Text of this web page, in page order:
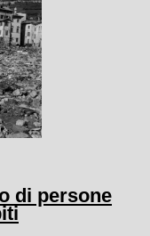
di persone